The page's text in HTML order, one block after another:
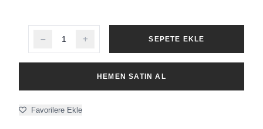
SEPETE EKLE
HEMEN SATIN AL
Favorilere Ekle